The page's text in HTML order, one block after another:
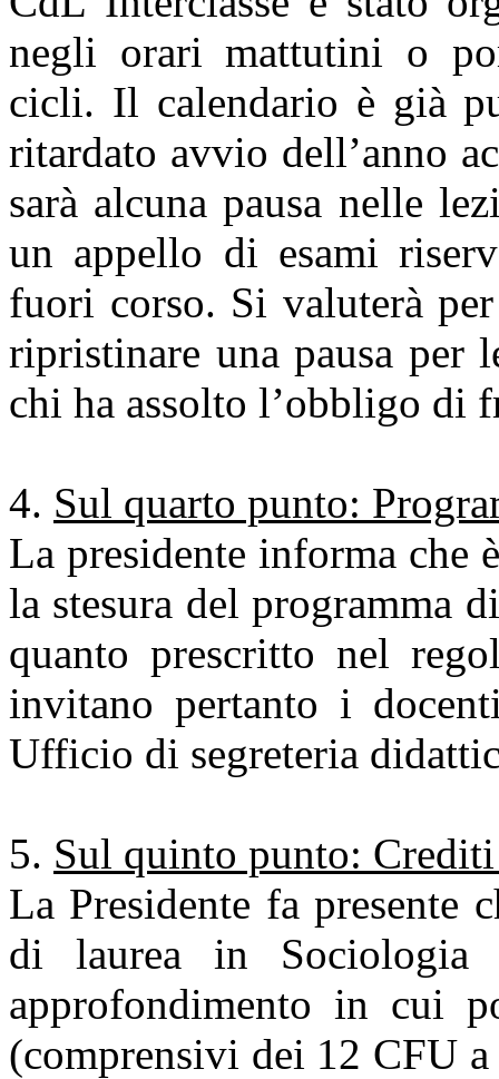
negli orari mattutini o
cicli. Il calendario è già
ritardato avvio dell’anno
sarà alcuna pausa nelle
un appello di esami
fuori corso. Si valuterà
ripristinare una pausa per
chi ha assolto l’obbligo di
Sul quarto punto:
La presidente informa che
la stesura del programma
quanto prescritto nel
invitano pertanto i
Ufficio di segreteria
Sul quinto punto:
La Presidente fa presente
di laurea in Sociologia
approfondimento in cui
(comprensivi dei 12 CFU